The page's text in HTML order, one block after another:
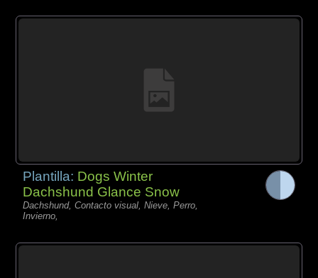
Plantilla: Dogs Winter
Dachshund Glance Snow
Dachshund, Contacto visual, Nieve, Perro,
Invierno,